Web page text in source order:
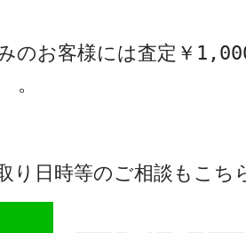
のお客様には査定￥
。
り日時等のご相談もこち